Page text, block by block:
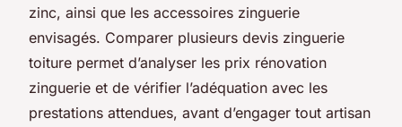
zinc, ainsi que les accessoires zinguerie
envisagés. Comparer plusieurs devis zinguerie
toiture permet d’analyser les prix rénovation
zinguerie et de vérifier l’adéquation avec les
prestations attendues, avant d’engager tout artisan